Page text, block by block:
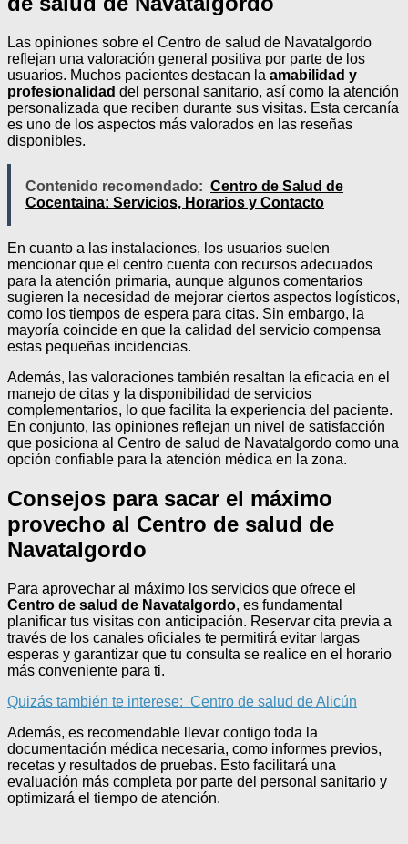
Las opiniones sobre el Centro de salud de Navatalgordo
reflejan una valoración general positiva por parte de los
usuarios. Muchos pacientes destacan la amabilidad y
profesionalidad del personal sanitario, así como la atención
personalizada que reciben durante sus visitas. Esta cercanía
es uno de los aspectos más valorados en las reseñas
disponibles.
Contenido recomendado: Centro de Salud de
Cocentaina: Servicios, Horarios y Contacto
En cuanto a las instalaciones, los usuarios suelen
mencionar que el centro cuenta con recursos adecuados
para la atención primaria, aunque algunos comentarios
sugieren la necesidad de mejorar ciertos aspectos logísticos,
como los tiempos de espera para citas. Sin embargo, la
mayoría coincide en que la calidad del servicio compensa
estas pequeñas incidencias.
Además, las valoraciones también resaltan la eficacia en el
manejo de citas y la disponibilidad de servicios
complementarios, lo que facilita la experiencia del paciente.
En conjunto, las opiniones reflejan un nivel de satisfacción
que posiciona al Centro de salud de Navatalgordo como una
opción confiable para la atención médica en la zona.
Consejos para sacar el máximo
provecho al Centro de salud de
Navatalgordo
Para aprovechar al máximo los servicios que ofrece el
Centro de salud de Navatalgordo, es fundamental
planificar tus visitas con anticipación. Reservar cita previa a
través de los canales oficiales te permitirá evitar largas
esperas y garantizar que tu consulta se realice en el horario
más conveniente para ti.
Quizás también te interese: Centro de salud de Alicún
Además, es recomendable llevar contigo toda la
documentación médica necesaria, como informes previos,
recetas y resultados de pruebas. Esto facilitará una
evaluación más completa por parte del personal sanitario y
optimizará el tiempo de atención.